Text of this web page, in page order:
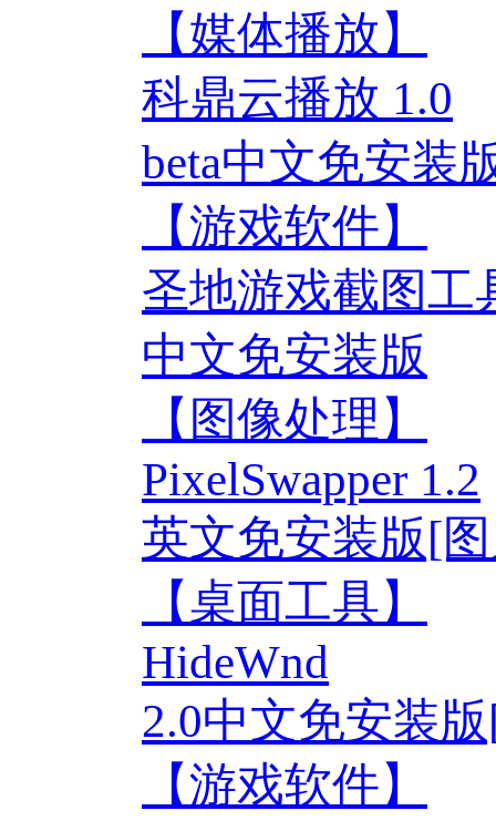
【媒体播放】
科鼎云播放 1.0
beta中文免安装
【游戏软件】
圣地游戏截图工
中文免安装版
【图像处理】
PixelSwapper 1.2
英文免安装版[
【桌面工具】
HideWnd
2.0中文免安装
【游戏软件】